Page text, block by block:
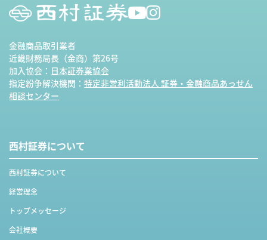
金融商品取引業者
近畿財務局長（金商）第26号
加入協会： 日本証券業協会
指定紛争解決機関： 特定非営利活動法人 証券・金融商品あっせん
相談センター
西村証券について
西村証券について
経営理念
トップメッセージ
会社概要